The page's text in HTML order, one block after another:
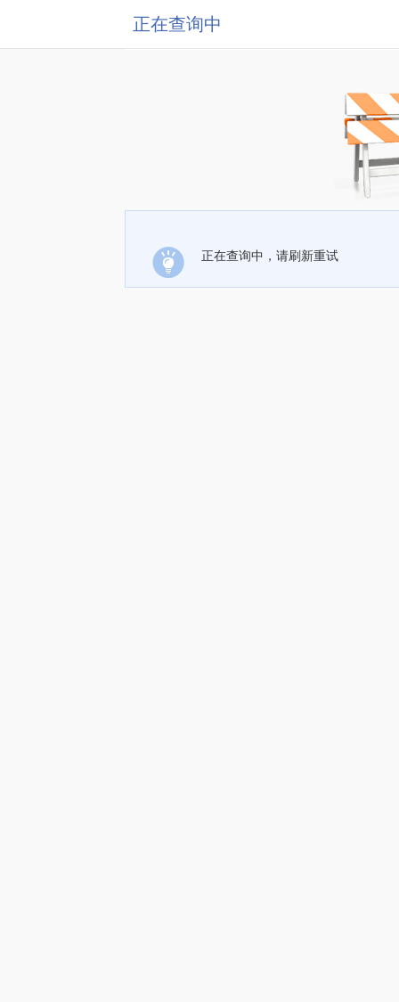
正在查询中
正在查询中，请刷新重试